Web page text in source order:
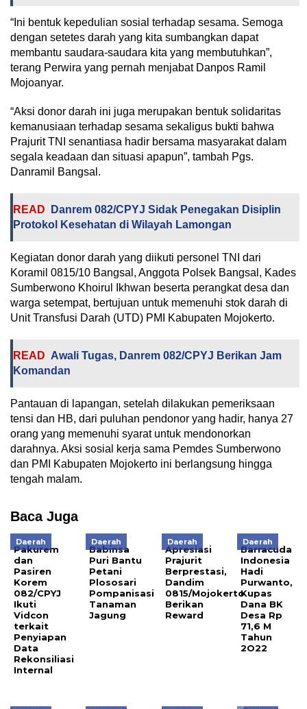
“Ini bentuk kepedulian sosial terhadap sesama. Semoga
dengan setetes darah yang kita sumbangkan dapat
membantu saudara-saudara kita yang membutuhkan”,
terang Perwira yang pernah menjabat Danpos Ramil
Mojoanyar.
“Aksi donor darah ini juga merupakan bentuk solidaritas
kemanusiaan terhadap sesama sekaligus bukti bahwa
Prajurit TNI senantiasa hadir bersama masyarakat dalam
segala keadaan dan situasi apapun”, tambah Pgs.
Danramil Bangsal.
READ
Danrem 082/CPYJ Sidak Penegakan Disiplin
Protokol Kesehatan di Wilayah Lamongan
Kegiatan donor darah yang diikuti personel TNI dari
Koramil 0815/10 Bangsal, Anggota Polsek Bangsal, Kades
Sumberwono Khoirul Ikhwan beserta perangkat desa dan
warga setempat, bertujuan untuk memenuhi stok darah di
Unit Transfusi Darah (UTD) PMI Kabupaten Mojokerto.
READ Awali Tugas, Danrem 082/CPYJ Berikan Jam
Komandan
Pantauan di lapangan, setelah dilakukan pemeriksaan
tensi dan HB, dari puluhan pendonor yang hadir, hanya 27
orang yang memenuhi syarat untuk mendonorkan
darahnya. Aksi sosial kerja sama Pemdes Sumberwono
dan PMI Kabupaten Mojokerto ini berlangsung hingga
tengah malam.
Baca Juga
Daerah
Pakurem
dan
Pasiren
Korem
082/CPYJ
Ikuti
Vidcon
terkait
Penyiapan
Data
Rekonsiliasi
Internal
Daerah
Babinsa
Puri Bantu
Petani
Plososari
Pompanisasi
Tanaman
Jagung
Daerah
Apresiasi
Prajurit
Berprestasi,
Dandim
0815/Mojokerto
Berikan
Reward
Daerah
Barracuda
Indonesia
Hadi
Purwanto,
Kupas
Dana BK
Desa Rp
71,6 M
Tahun
2O22